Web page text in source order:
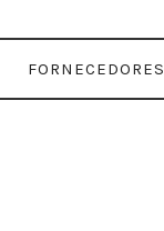
FORNECEDORES